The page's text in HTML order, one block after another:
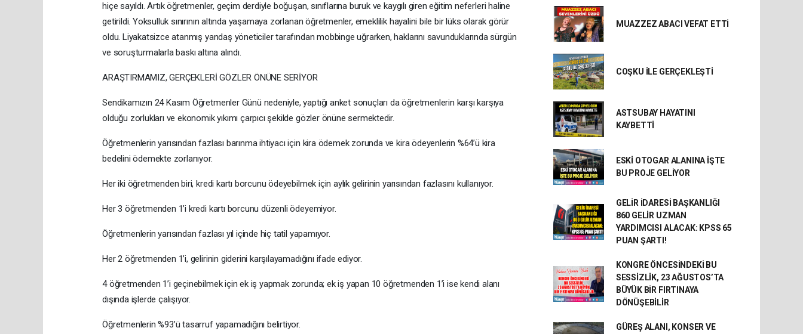
hiçe sayıldı. Artık öğretmenler, geçim derdiyle boğuşan, sınıflarına buruk ve kaygılı giren eğitim neferleri haline
getirildi. Yoksulluk sınırının altında yaşamaya zorlanan öğretmenler, emeklilik hayalini bile bir lüks olarak görür
oldu. Liyakatsizce atanmış yandaş yöneticiler tarafından mobbinge uğrarken, haklarını savunduklarında sürgün
ve soruşturmalarla baskı altına alındı.
ARAŞTIRMAMIZ, GERÇEKLERİ GÖZLER ÖNÜNE SERİYOR
Sendikamızın 24 Kasım Öğretmenler Günü nedeniyle, yaptığı anket sonuçları da öğretmenlerin karşı karşıya
olduğu zorlukları ve ekonomik yıkımı çarpıcı şekilde gözler önüne sermektedir.
Öğretmenlerin yarısından fazlası barınma ihtiyacı için kira ödemek zorunda ve kira ödeyenlerin %64’ü kira
bedelini ödemekte zorlanıyor.
Her iki öğretmenden biri, kredi kartı borcunu ödeyebilmek için aylık gelirinin yarısından fazlasını kullanıyor.
Her 3 öğretmenden 1’i kredi kartı borcunu düzenli ödeyemiyor.
Öğretmenlerin yarısından fazlası yıl içinde hiç tatil yapamıyor.
Her 2 öğretmenden 1’i, gelirinin giderini karşılayamadığını ifade ediyor.
4 öğretmenden 1’i geçinebilmek için ek iş yapmak zorunda; ek iş yapan 10 öğretmenden 1’i ise kendi alanı
dışında işlerde çalışıyor.
Öğretmenlerin %93’ü tasarruf yapamadığını belirtiyor.
MUAZZEZ ABACI VEFAT ETTİ
COŞKU İLE GERÇEKLEŞTİ
ASTSUBAY HAYATINI
KAYBETTİ
ESKİ OTOGAR ALANINA İŞTE
BU PROJE GELİYOR
GELİR İDARESİ BAŞKANLIĞI
860 GELİR UZMAN
YARDIMCISI ALACAK: KPSS 65
PUAN ŞARTI!
KONGRE ÖNCESİNDEKİ BU
SESSİZLİK, 23 AĞUSTOS’TA
BÜYÜK BİR FIRTINAYA
DÖNÜŞEBİLİR
GÜREŞ ALANI, KONSER VE